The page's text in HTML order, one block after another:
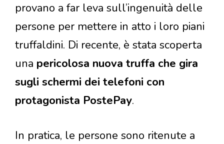
provano a far leva sull’ingenuità delle
persone per mettere in atto i loro piani
truffaldini. Di recente, è stata scoperta
una pericolosa nuova truffa che gira
sugli schermi dei telefoni con
protagonista PostePay.
In pratica, le persone sono ritenute a